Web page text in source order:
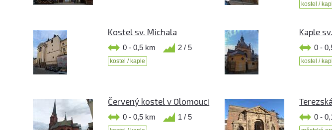
kostel /
Kostel sv. Michala
0 - 0,5 km 2 / 5
kostel / kaple
Kaple
0 -
kostel /
Červený kostel v Olomouci
0 - 0,5 km 1 / 5 0 -